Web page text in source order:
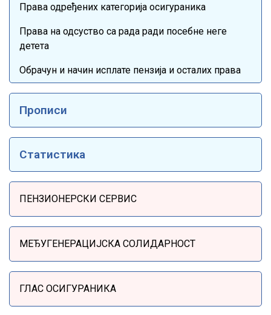
Права одређених категорија осигураника
Права на одсуство са рада ради посебне неге
детета
Обрачун и начин исплате пензија и осталих права
Прописи
Статистика
ПЕНЗИОНЕРСКИ СЕРВИС
МЕЂУГЕНЕРАЦИЈСКА СОЛИДАРНОСТ
ГЛАС ОСИГУРАНИКА